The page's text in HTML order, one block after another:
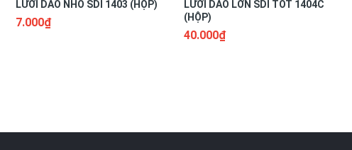
LƯỠI DAO NHỎ SDI 1403 (HỘP)
7.000₫
LƯỠI DAO LỚN SDI TỐT 1404C
(HỘP)
40.000₫